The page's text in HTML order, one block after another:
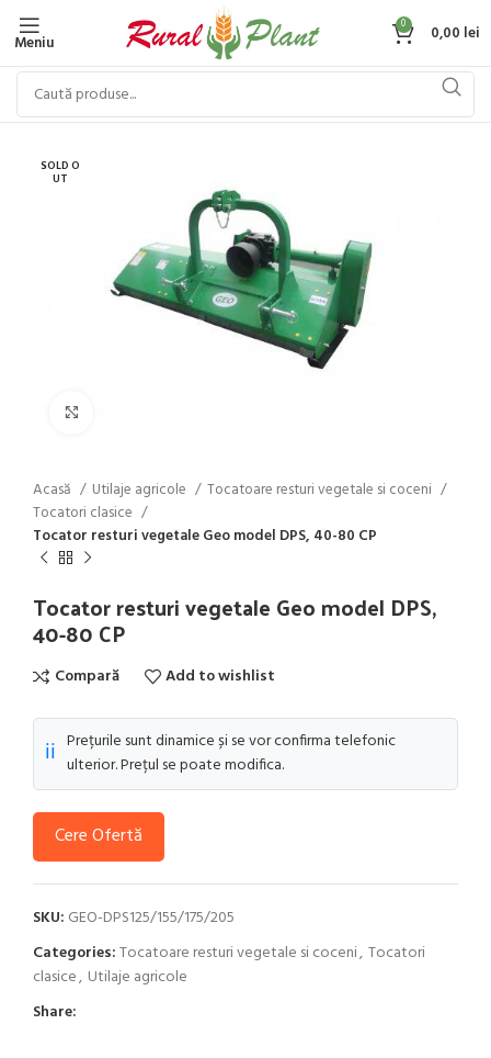
Meniu
0 0,00 lei
SOLD O
UT
Acasă Utilaje agricole
Tocatoare resturi vegetale si coceni
Tocatori clasice
Tocator resturi vegetale Geo model DPS, 40-80 CP
Tocator resturi vegetale Geo model DPS,
40-80 CP
Compară Add to wishlist
ℹ️ Prețurile sunt dinamice și se vor confirma telefonic
ulterior. Prețul se poate modifica.
Cere Ofertă
SKU: GEO-DPS125/155/175/205
Categories:Tocatoare resturi vegetale si coceni, Tocatori
clasice, Utilaje agricole
Share: